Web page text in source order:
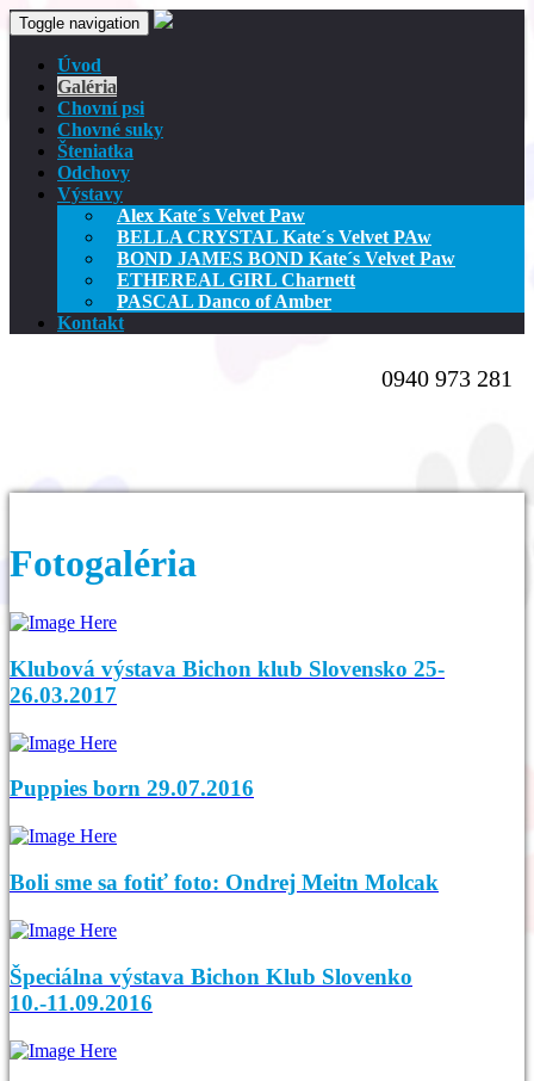
Toggle navigation
Úvod
Galéria
Chovní psi
Chovné suky
Šteniatka
Odchovy
Výstavy
Alex Kate´s Velvet Paw
BELLA CRYSTAL Kate´s Velvet PAw
BOND JAMES BOND Kate´s Velvet Paw
ETHEREAL GIRL Charnett
PASCAL Danco of Amber
Kontakt
0940 973 281
Fotogaléria
Klubová výstava Bichon klub Slovensko 25-
26.03.2017
Puppies born 29.07.2016
Boli sme sa fotiť foto: Ondrej Meitn Molcak
Špeciálna výstava Bichon Klub Slovenko
10.-11.09.2016